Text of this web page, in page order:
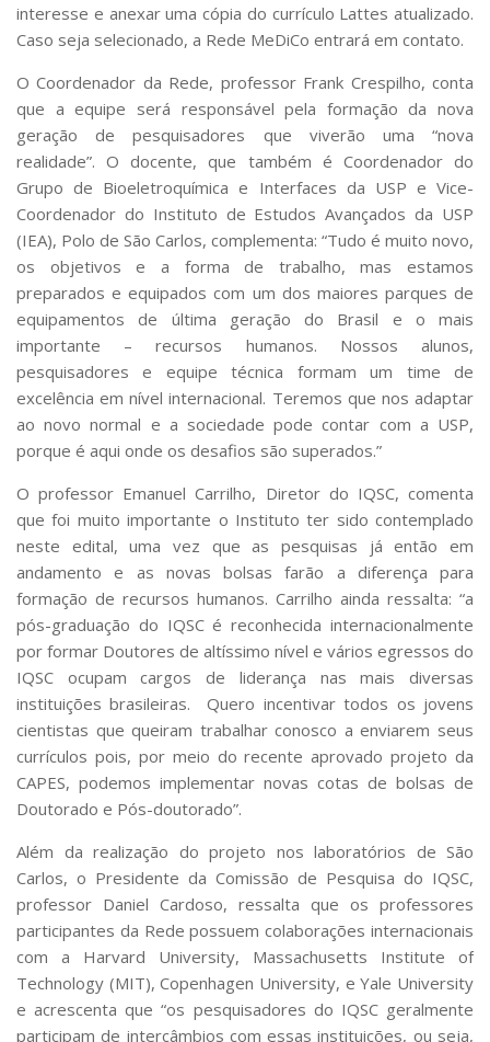
interesse e anexar uma cópia do currículo Lattes atualizado.
Caso seja selecionado, a Rede MeDiCo entrará em contato.
O Coordenador da Rede, professor Frank Crespilho, conta
que a equipe será responsável pela formação da nova
geração de pesquisadores que viverão uma “nova
realidade”. O docente, que também é Coordenador do
Grupo de Bioeletroquímica e Interfaces da USP e Vice-
Coordenador do Instituto de Estudos Avançados da USP
(IEA), Polo de São Carlos, complementa: “Tudo é muito novo,
os objetivos e a forma de trabalho, mas estamos
preparados e equipados com um dos maiores parques de
equipamentos de última geração do Brasil e o mais
importante – recursos humanos. Nossos alunos,
pesquisadores e equipe técnica formam um time de
excelência em nível internacional. Teremos que nos adaptar
ao novo normal e a sociedade pode contar com a USP,
porque é aqui onde os desafios são superados.”
O professor Emanuel Carrilho, Diretor do IQSC, comenta
que foi muito importante o Instituto ter sido contemplado
neste edital, uma vez que as pesquisas já então em
andamento e as novas bolsas farão a diferença para
formação de recursos humanos. Carrilho ainda ressalta: “a
pós-graduação do IQSC é reconhecida internacionalmente
por formar Doutores de altíssimo nível e vários egressos do
IQSC ocupam cargos de liderança nas mais diversas
instituições brasileiras. Quero incentivar todos os jovens
cientistas que queiram trabalhar conosco a enviarem seus
currículos pois, por meio do recente aprovado projeto da
CAPES, podemos implementar novas cotas de bolsas de
Doutorado e Pós-doutorado”.
Além da realização do projeto nos laboratórios de São
Carlos, o Presidente da Comissão de Pesquisa do IQSC,
professor Daniel Cardoso, ressalta que os professores
participantes da Rede possuem colaborações internacionais
com a Harvard University, Massachusetts Institute of
Technology (MIT), Copenhagen University, e Yale University
e acrescenta que “os pesquisadores do IQSC geralmente
participam de intercâmbios com essas instituições, ou seja,